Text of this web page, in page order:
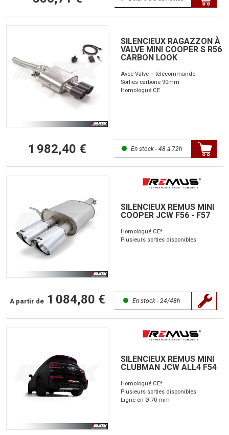
SILENCIEUX RAGAZZON À
VALVE MINI COOPER S R56
CARBON LOOK
Avec Valve + télécommande
Sorties carbone 90mm
Homologué CE
1 982,40 € En stock - 48 à 72h
SILENCIEUX REMUS MINI
COOPER JCW F56 - F57
Homologué CE*
Plusieurs sorties disponibles
A partir de 1 084,80 € En stock - 24/48h
SILENCIEUX REMUS MINI
CLUBMAN JCW ALL4 F54
Homologué CE*
Plusieurs sorties disponibles
Ligne en Ø 70 mm